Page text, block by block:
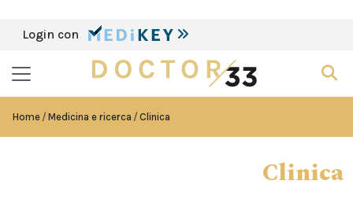
Login con
Home Medicina e ricerca Clinica
Clinica